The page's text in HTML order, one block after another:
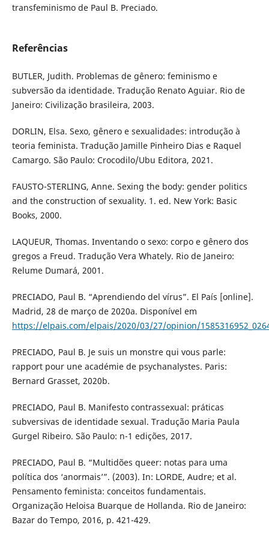
transfeminismo de Paul B. Preciado.
Referências
BUTLER, Judith. Problemas de gênero: feminismo e
subversão da identidade. Tradução Renato Aguiar. Rio de
Janeiro: Civilização brasileira, 2003.
DORLIN, Elsa. Sexo, gênero e sexualidades: introdução à
teoria feminista. Tradução Jamille Pinheiro Dias e Raquel
Camargo. São Paulo: Crocodilo/Ubu Editora, 2021.
FAUSTO-STERLING, Anne. Sexing the body: gender politics
and the construction of sexuality. 1. ed. New York: Basic
Books, 2000.
LAQUEUR, Thomas. Inventando o sexo: corpo e gênero dos
gregos a Freud. Tradução Vera Whately. Rio de Janeiro:
Relume Dumará, 2001.
PRECIADO, Paul B. “Aprendiendo del vírus”. El País [online].
Madrid, 28 de março de 2020a. Disponível em
https://elpais.com/elpais/2020/03/27/opinion/
PRECIADO, Paul B. Je suis un monstre qui vous parle:
rapport pour une académie de psychanalystes. Paris:
Bernard Grasset, 2020b.
PRECIADO, Paul B. Manifesto contrassexual: práticas
subversivas de identidade sexual. Tradução Maria Paula
Gurgel Ribeiro. São Paulo: n-1 edições, 2017.
PRECIADO, Paul B. “Multidões queer: notas para uma
política dos ‘anormais’”. (2003). In: LORDE, Audre; et al.
Pensamento feminista: conceitos fundamentais.
Organização Heloisa Buarque de Hollanda. Rio de Janeiro:
Bazar do Tempo, 2016, p. 421-429.